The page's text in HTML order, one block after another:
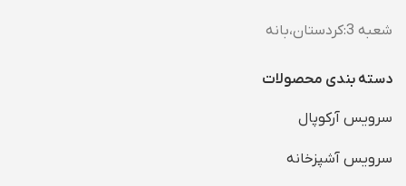
شعبه 3:کردستان،بانه
دسته بندی محصولات
سرویس آرکوپال
سرویس آشپزخانه